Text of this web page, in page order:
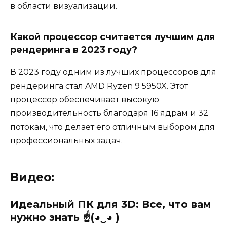
в области визуализации.
Какой процессор считается лучшим для
рендеринга в 2023 году?
В 2023 году одним из лучших процессоров для
рендеринга стал AMD Ryzen 9 5950X. Этот
процессор обеспечивает высокую
производительность благодаря 16 ядрам и 32
потокам, что делает его отличным выбором для
профессиональных задач.
Видео:
Идеальный ПК для 3D: Все, что вам
нужно знать ☝️(◕‿◕ )